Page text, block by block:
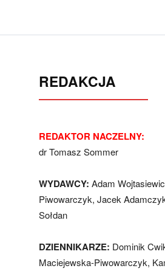
REDAKCJA
REDAKTOR NACZELNY:
dr Tomasz Sommer
WYDAWCY: Adam
Piwowarczyk, Jacek
Sołdan
DZIENNIKARZE: Dominik
Maciejewska-Piwowarczyk,